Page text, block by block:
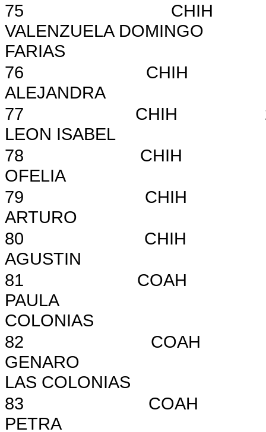
75 CHIH
VALENZUELA DOMINGO
FARIAS
76 CHIH
ALEJANDRA
77 CHIH
LEON ISABEL
78 CHIH
OFELIA
79 CHIH
ARTURO
80 CHIH
AGUSTIN
81 COAH
PAULA
COLONIAS
82 COAH
GENARO
LAS COLONIAS
83 COAH
PETRA